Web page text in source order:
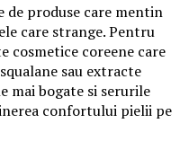
de produse care mentin
care strange. Pentru
cosmetice coreene care
sau extracte
mai bogate si serurile
confortului pielii pe